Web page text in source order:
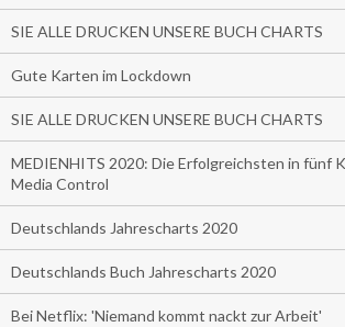
SIE ALLE DRUCKEN UNSERE BUCH CHARTS
Gute Karten im Lockdown
SIE ALLE DRUCKEN UNSERE BUCH CHARTS
MEDIENHITS 2020: Die Erfolgreichsten in fünf
Media Control
Deutschlands Jahrescharts 2020
Deutschlands Buch Jahrescharts 2020
Bei Netflix: 'Niemand kommt nackt zur Arbeit'